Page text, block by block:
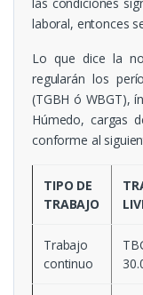
laboral, entonces
Lo que dice la
regularán los
(TGBH ó WBGT),
Húmedo, cargas
conforme al
TIPO DE
TRABAJO
Trabajo
continuo